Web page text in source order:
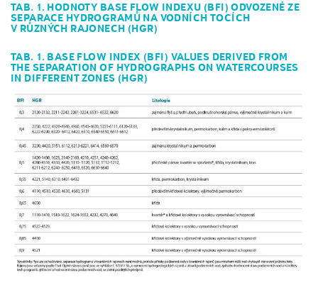
TAB. 1. HODNOTY BASE FLOW INDEXU (BFI) ODVOZENÉ ZE
SEPARACE HYDROGRAMŮ NA VODNÍCH TOCÍCH
V RŮZNÝCH RAJONECH (HGR)
TAB. 1. BASE FLOW INDEX (BFI) VALUES DERIVED FROM
THE SEPARATION OF HYDROGRAPHS ON WATERCOURSES
IN DIFFERENT ZONES (HGR)